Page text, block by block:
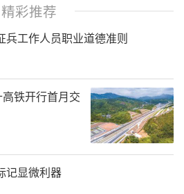
三大水利工程之一，也是
型水利工程，因灌溉面积
国古代最大的灌溉渠道之
为了“疲秦”派水利专家
在泾水和洛水间修筑大型
精彩推荐
兵工作人员职业道德准则
铁开行首月交
记显微利器